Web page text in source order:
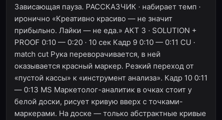
Зависающая пауза. РАССКАЗЧИК · набирает темп ·
иронично «Креативно красиво — не значит
прибыльно. Лайки — не еда.» АКТ 3 · SOLUTION +
PROOF 0:10 — 0:20 · 10 сек Кадр 9 0:10 — 0:11 CU ·
match cut Рука переворачивается, в ней
оказывается красный маркер. Резкий переход от
«пустой кассы» к «инструмент анализа». Кадр 10 0:11
— 0:13 MS Маркетолог-аналитик в очках стоит у
белой доски, рисует кривую вверх с точками-
маркерами. На доске — только абстрактные кривые